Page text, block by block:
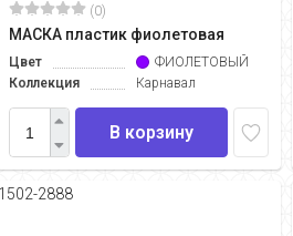
(0)
МАСКА пластик фиолетовая
Цвет
ФИОЛЕТОВЫЙ
Коллекция
Карнавал
В корзину
1502-2888